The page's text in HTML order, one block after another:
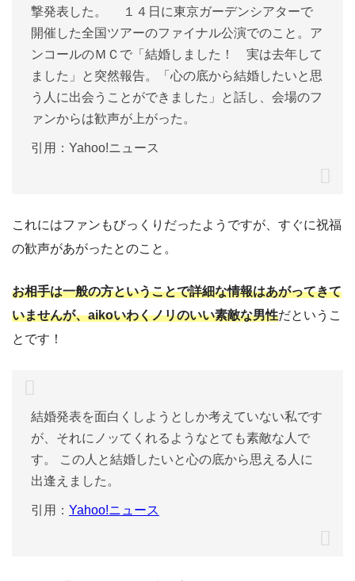
撃発表した。 １４日に東京ガーデンシアターで
開催した全国ツアーのファイナル公演でのこと。ア
ンコールのＭＣで「結婚しました！ 実は去年して
ました」と突然報告。「心の底から結婚したいと思
う人に出会うことができました」と話し、会場のフ
ァンからは歓声が上がった。
引用：Yahoo!ニュース
これにはファンもびっくりだったようですが、すぐに祝福
の歓声があがったとのこと。
お相手は一般の方ということで詳細な情報はあがってきて
いませんが、aikoいわくノリのいい素敵な男性だというこ
とです！
結婚発表を面白くしようとしか考えていない私です
が、それにノッてくれるようなとても素敵な人で
す。 この人と結婚したいと心の底から思える人に
出逢えました。
引用： Yahoo!ニュース